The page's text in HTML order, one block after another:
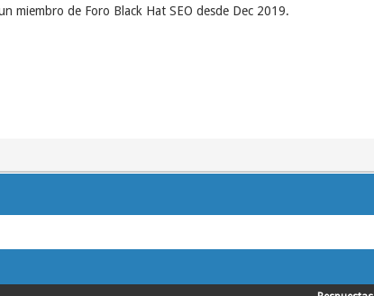
miembro de Foro Black Hat SEO desde Dec 2019.